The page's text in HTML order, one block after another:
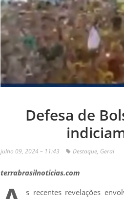
Defesa de
julho 09, 2024 – 11:43 Destaque, Geral
terrabrasilnoticias.com
s recentes revelações